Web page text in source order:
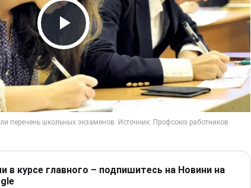
Play Video
в курсе главного – подпишитесь на Новини на